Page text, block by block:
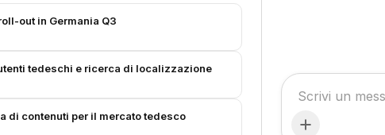
out in Germania Q3
tedeschi e ricerca di localizzazione
di contenuti per il mercato tedesco